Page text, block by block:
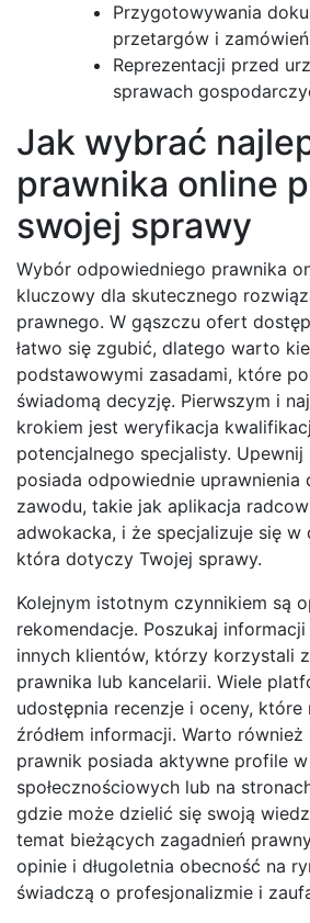
Przygotowywania
przetargów i
Reprezentacji przed
sprawach
Jak wybrać
prawnika online
swojej sprawy
Wybór odpowiedniego prawnika
kluczowy dla skutecznego
prawnego. W gąszczu ofert
łatwo się zgubić, dlatego warto
podstawowymi zasadami, które
świadomą decyzję. Pierwszym i
krokiem jest weryfikacja
potencjalnego specjalisty. Upewnij
posiada odpowiednie uprawnienia
zawodu, takie jak aplikacja
adwokacka, i że specjalizuje się w
która dotyczy Twojej sprawy.
Kolejnym istotnym czynnikiem są
rekomendacje. Poszukaj
innych klientów, którzy korzystali z
prawnika lub kancelarii. Wiele
udostępnia recenzje i oceny, które
źródłem informacji. Warto
prawnik posiada aktywne profile
społecznościowych lub na
gdzie może dzielić się swoją
temat bieżących zagadnień
opinie i długoletnia obecność na
świadczą o profesjonalizmie i